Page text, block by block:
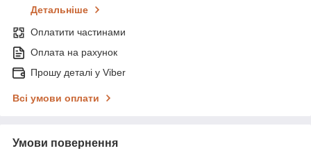
Детальніше
Оплатити частинами
Оплата на рахунок
Прошу деталі у Viber
Всі умови оплати
Умови повернення